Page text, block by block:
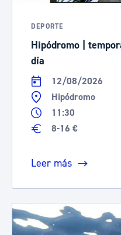
DEPORTE
Hipódromo |
día
12/08/2026
Hipódromo
11:30
8-16 €
Leer más